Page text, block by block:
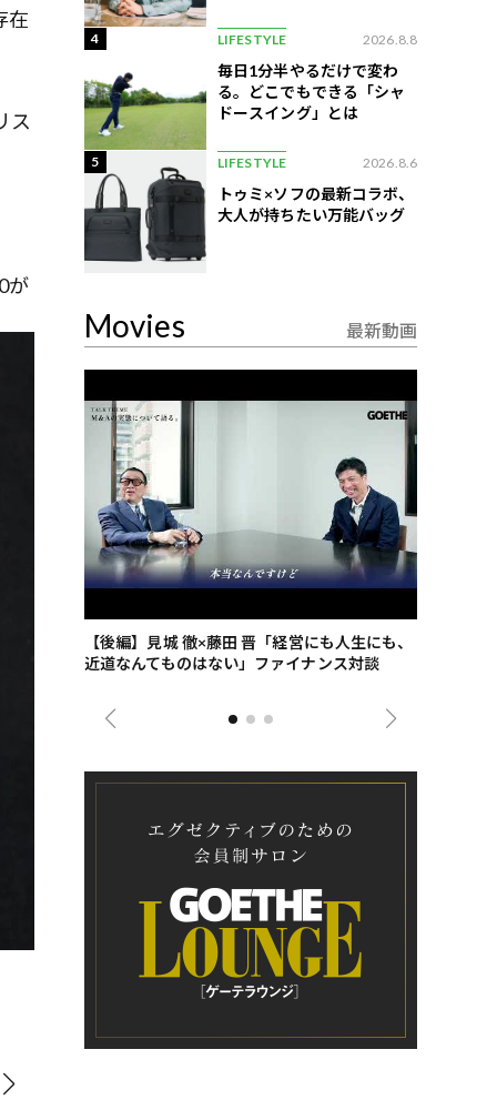
在
ス
が
「エアキング」のみに採用されたレッドバージョンの紋章。
4 LIFESTYLE 2026.8.8
毎日1分半やるだけで変わ
る。どこでもできる「シャ
ドースイング」とは
5 LIFESTYLE 2026.8.6
トゥミ×ソフの最新コラボ、
大人が持ちたい万能バッグ
Movies 最新動画
【後編】見城 徹×藤田 晋「経営にも人生にも、
近道なんてものはない」ファイナンス対談